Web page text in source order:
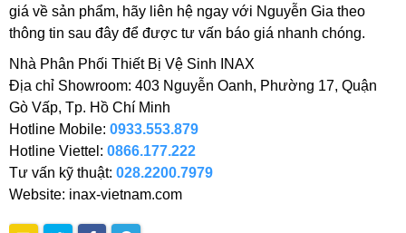
giá về sản phẩm, hãy liên hệ ngay với Nguyễn Gia theo
thông tin sau đây để được tư vấn báo giá nhanh chóng.
Nhà Phân Phối Thiết Bị Vệ Sinh INAX
Địa chỉ Showroom: 403 Nguyễn Oanh, Phường 17, Quận
Gò Vấp, Tp. Hồ Chí Minh
Hotline Mobile: 0933.553.879
Hotline Viettel: 0866.177.222
Tư vấn kỹ thuật: 028.2200.7979
Website: inax-vietnam.com